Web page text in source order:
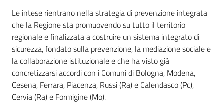
Le intese rientrano nella strategia di prevenzione integrata
che la Regione sta promuovendo su tutto il territorio
regionale e finalizzata a costruire un sistema integrato di
sicurezza, fondato sulla prevenzione, la mediazione sociale e
la collaborazione istituzionale e che ha visto già
concretizzarsi accordi con i Comuni di Bologna, Modena,
Cesena, Ferrara, Piacenza, Russi (Ra) e Calendasco (Pc),
Cervia (Ra) e Formigine (Mo).